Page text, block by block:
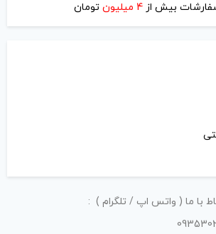
بیش از 4 میلیون تومان
با ما ( واتس اپ / تلگرام ) :